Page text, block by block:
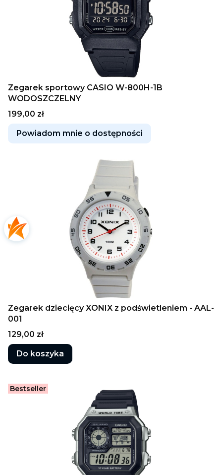
Zegarek sportowy CASIO W-800H-1B
WODOSZCZELNY
Cena
199,00 zł
Powiadom mnie o dostępności
Zegarek dziecięcy XONIX z podświetleniem - AAL-
001
Cena
129,00 zł
Do koszyka
Bestseller